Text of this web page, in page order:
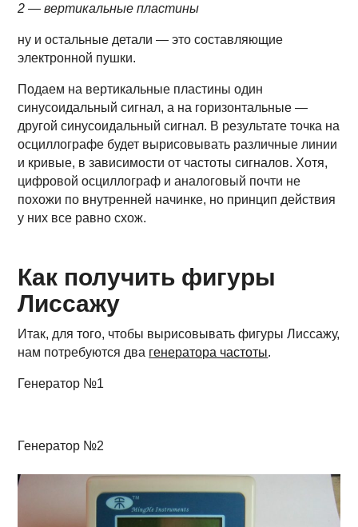
2 — вертикальные пластины
ну и остальные детали — это составляющие
электронной пушки.
Подаем на вертикальные пластины один
синусоидальный сигнал, а на горизонтальные —
другой синусоидальный сигнал. В результате точка на
осциллографе будет вырисовывать различные линии
и кривые, в зависимости от частоты сигналов. Хотя,
цифровой осциллограф и аналоговый почти не
похожи по внутренней начинке, но принцип действия
у них все равно схож.
Как получить фигуры
Лиссажу
Итак, для того, чтобы вырисовывать фигуры Лиссажу,
нам потребуются два генератора частоты.
Генератор №1
Генератор №2